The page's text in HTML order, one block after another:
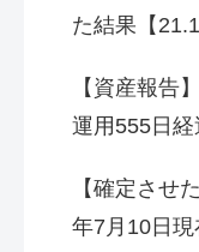
た結果【
【資産報告
運用555日経
【確定させ
年7月10日現